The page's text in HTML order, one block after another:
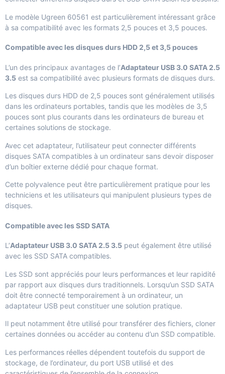
Le modèle Ugreen 60561 est particulièrement intéressant grâce
à sa compatibilité avec les formats 2,5 pouces et 3,5 pouces.
Compatible avec les disques durs HDD 2,5 et 3,5 pouces
L’un des principaux avantages de l’Adaptateur USB 3.0 SATA 2.5
3.5 est sa compatibilité avec plusieurs formats de disques durs.
Les disques durs HDD de 2,5 pouces sont généralement utilisés
dans les ordinateurs portables, tandis que les modèles de 3,5
pouces sont plus courants dans les ordinateurs de bureau et
certaines solutions de stockage.
Avec cet adaptateur, l’utilisateur peut connecter différents
disques SATA compatibles à un ordinateur sans devoir disposer
d’un boîtier externe dédié pour chaque format.
Cette polyvalence peut être particulièrement pratique pour les
techniciens et les utilisateurs qui manipulent plusieurs types de
disques.
Compatible avec les SSD SATA
L’Adaptateur USB 3.0 SATA 2.5 3.5 peut également être utilisé
avec les SSD SATA compatibles.
Les SSD sont appréciés pour leurs performances et leur rapidité
par rapport aux disques durs traditionnels. Lorsqu’un SSD SATA
doit être connecté temporairement à un ordinateur, un
adaptateur USB peut constituer une solution pratique.
Il peut notamment être utilisé pour transférer des fichiers, cloner
certaines données ou accéder au contenu d’un SSD compatible.
Les performances réelles dépendent toutefois du support de
stockage, de l’ordinateur, du port USB utilisé et des